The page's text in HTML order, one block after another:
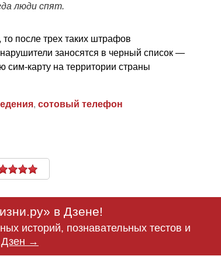
люди спят.
после трех таких штрафов
заносятся в черный список —
сим-карту на территории страны
, сотовый телефон
в Дзене!
историй, познавательных тестов и
Дзен →